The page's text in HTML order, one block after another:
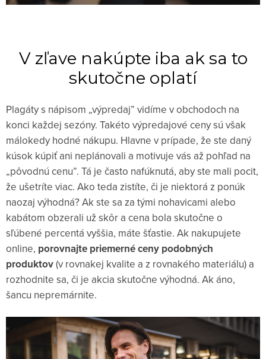
V zľave nakúpte iba ak sa to
skutočne oplatí
Plagáty s nápisom „výpredaj” vidíme v obchodoch na
konci každej sezóny. Takéto výpredajové ceny sú však
málokedy hodné nákupu. Hlavne v prípade, že ste daný
kúsok kúpiť ani neplánovali a motivuje vás až pohľad na
„pôvodnú cenu”. Tá je často nafúknutá, aby ste mali pocit,
že ušetríte viac. Ako teda zistíte, či je niektorá z ponúk
naozaj výhodná? Ak ste sa za tými nohavicami alebo
kabátom obzerali už skôr a cena bola skutočne o
sľúbené percentá vyššia, máte šťastie. Ak nakupujete
online, porovnajte priemerné ceny podobných
produktov(v rovnakej kvalite a z rovnakého materiálu) a
rozhodnite sa, či je akcia skutočne výhodná. Ak áno,
šancu nepremárnite.